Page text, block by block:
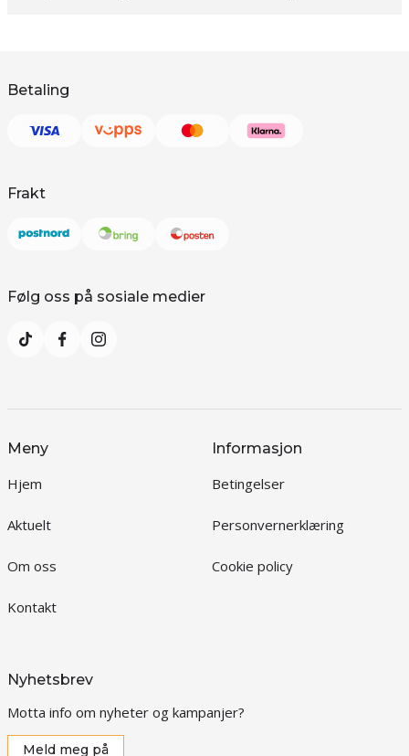
Betaling
Frakt
Følg oss på sosiale medier
Meny
Hjem
Aktuelt
Om oss
Kontakt
Informasjon
Betingelser
Personvernerklæring
Cookie policy
Nyhetsbrev
Motta info om nyheter og kampanjer?
Meld meg på